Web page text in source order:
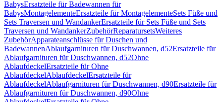
BabysErsatzteile für Badewannen für
BabysMontagelementeErsatzteile für MontagelementeSets Füße und
Sets Traversen und WandankerErsatzteile für Sets Füße und Sets
Traversen und WandankerZubehörReparatursetsWeiteres
ZubehörApparateanschlüsse für Duschen und
BadewannenAblaufgarnituren für Duschwannen, d52Ersatzteile für
Ablaufgarnituren für Duschwannen, d52Ohne
AblaufdeckelErsatzteile für Ohne
AblaufdeckelAblaufdeckelErsatzteile für
AblaufdeckelAblaufgarnituren für Duschwannen, d90Ersatzteile für
Ablaufgarnituren für Duschwannen, d90Ohne